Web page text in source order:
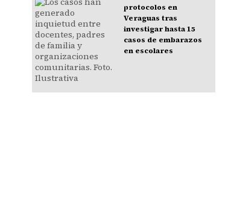
protocolos en
Veraguas tras
investigar hasta 15
casos de embarazos
en escolares